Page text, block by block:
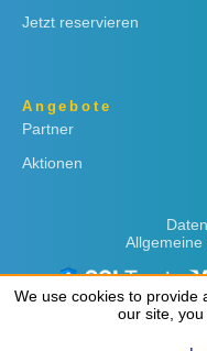
Jetzt reservieren
Angebote
Partner
Aktionen
We use cookies to provide
our site,
We use cookies to provide
our site,